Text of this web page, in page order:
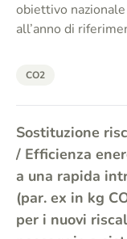
obiettivo
all’anno di
CO2
Sostituzione
/ Efficienza
a una rapida
(par. ex in kg
per i nuovi